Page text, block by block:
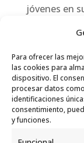
Para ofrecer las
las cookies para
dispositivo. El
procesar datos
identificaciones
consentimiento,
y funciones.
jóvenes en
Garelli-
marco del